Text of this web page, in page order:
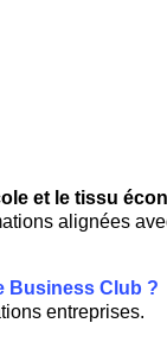
et le tissu
alignées
Business Club ?
entreprises.